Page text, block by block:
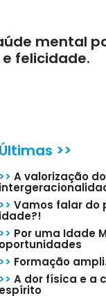
mental
felicidade.
Últimas >>
>> A valorização
>> Vamos falar do
idade?!
>> Por uma Idade
oportunidades
>> Formação
>> A dor física e a
espírito